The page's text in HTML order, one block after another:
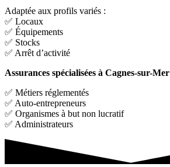
Adaptée aux profils variés :
✅ Locaux
✅ Équipements
✅ Stocks
✅ Arrêt d’activité
Assurances spécialisées à Cagnes-sur-Mer
✅ Métiers réglementés
✅ Auto-entrepreneurs
✅ Organismes à but non lucratif
✅ Administrateurs